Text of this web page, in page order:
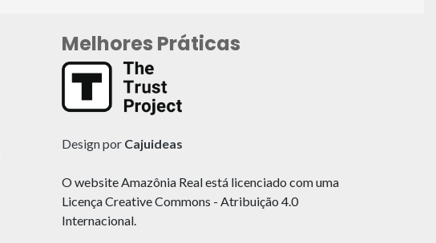
Melhores Práticas
Design por Cajuideas
O website Amazônia Real está licenciado com uma
Licença Creative Commons - Atribuição 4.0
Internacional.